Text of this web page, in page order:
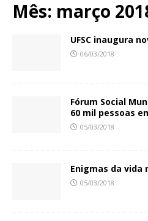
Mês: março
UFSC inaugura
06/03/2018
Fórum Social
60 mil pessoas
05/03/2018
Enigmas da vida
05/03/2018